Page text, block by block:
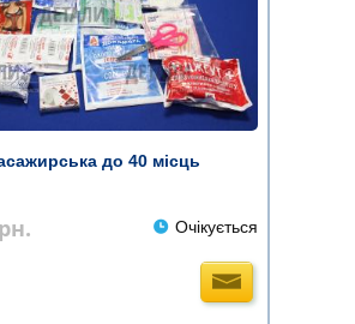
до 40 місць
Очікується